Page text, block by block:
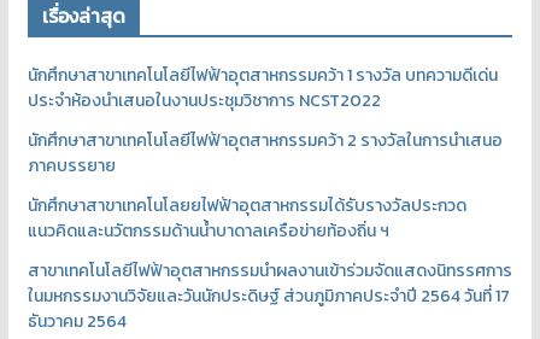
เรื่องล่าสุด
นักศึกษาสาขาเทคโนโลยีไฟฟ้าอุตสาหกรรมคว้า 1 รางวัล บทความดีเด่น
ประจำห้องนำเสนอในงานประชุมวิชาการ NCST2022
นักศึกษาสาขาเทคโนโลยีไฟฟ้าอุตสาหกรรมคว้า 2 รางวัลในการนำเสนอ
ภาคบรรยาย
นักศึกษาสาขาเทคโนโลยยไฟฟ้าอุตสาหกรรมได้รับรางวัลประกวด
แนวคิดและนวัตกรรมด้านน้ำบาดาลเครือข่ายท้องถิ่น ฯ
สาขาเทคโนโลยีไฟฟ้าอุตสาหกรรมนำผลงานเข้าร่วมจัดแสดงนิทรรศการ
ในมหกรรมงานวิจัยและวันนักประดิษฐ์ ส่วนภูมิภาคประจำปี 2564 วันที่ 17
ธันวาคม 2564